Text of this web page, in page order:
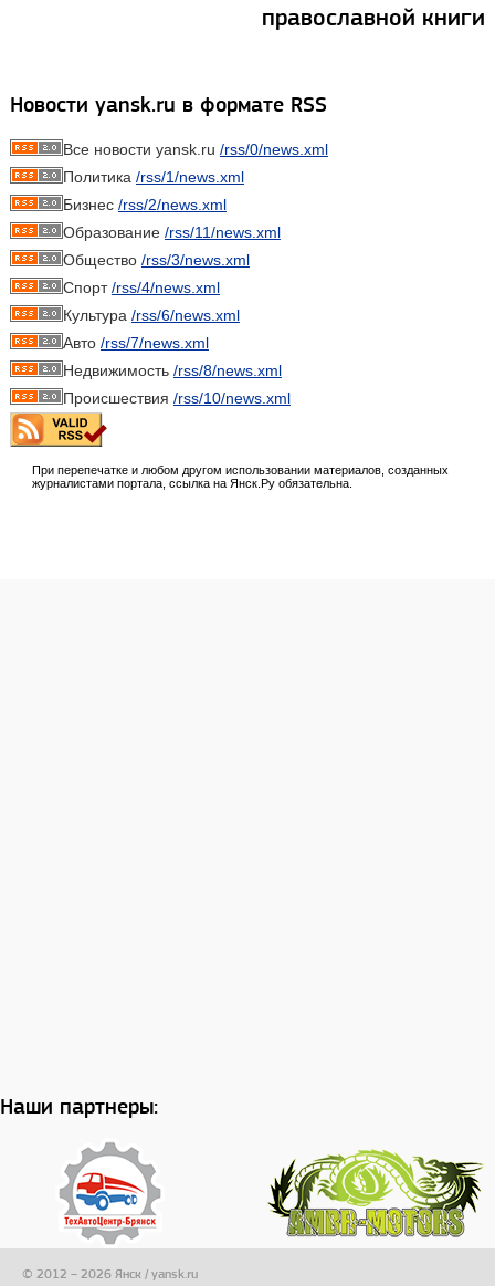
православной книги
Новости yansk.ru в формате RSS
Все новости yansk.ru /rss/0/news.xml
Политика /rss/1/news.xml
Бизнес /rss/2/news.xml
Образование /rss/11/news.xml
Общество /rss/3/news.xml
Спорт/rss/4/news.xml
Культура /rss/6/news.xml
Авто /rss/7/news.xml
Недвижимость /rss/8/news.xml
Происшествия /rss/10/news.xml
При перепечатке и любом другом использовании материалов, созданных
журналистами портала, ссылка на Янск.Ру обязательна.
Наши партнеры:
© 2012 – 2026 Янск / yansk.ru